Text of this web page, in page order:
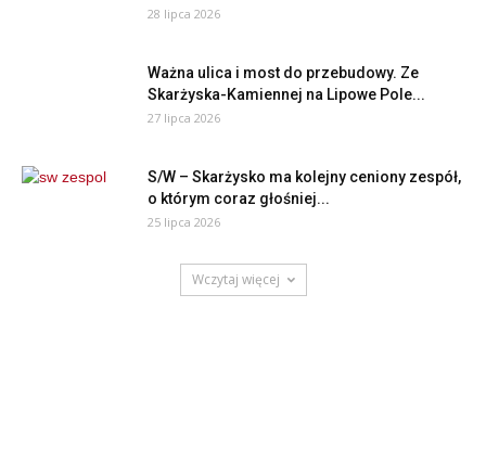
28 lipca 2026
Ważna ulica i most do przebudowy. Ze
Skarżyska-Kamiennej na Lipowe Pole...
27 lipca 2026
S/W – Skarżysko ma kolejny ceniony zespół,
o którym coraz głośniej...
25 lipca 2026
Wczytaj więcej